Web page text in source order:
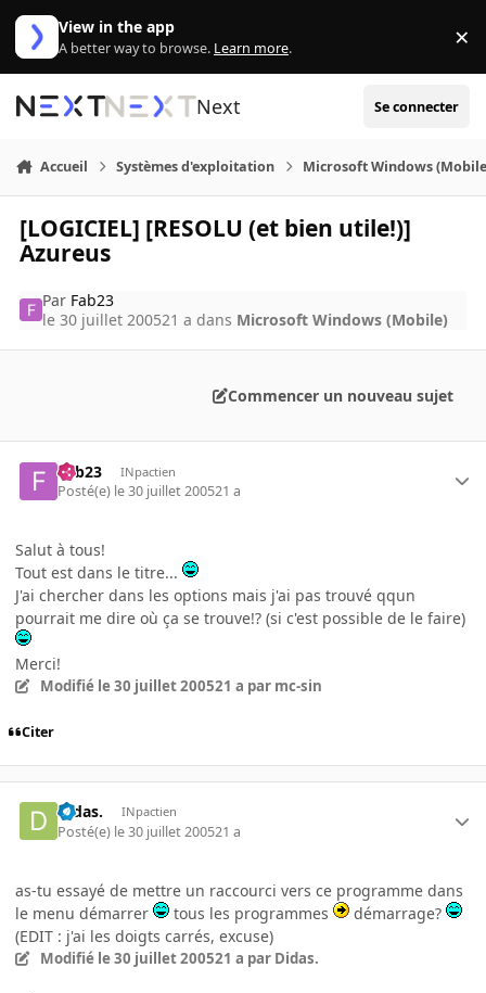
Aller au contenu
View in the app
A better way to browse. Learn more. ×
Next Se connecter
Accueil Systèmes d'exploitation Microsoft Windows
[LOGICIEL] [RESOLU (et bien utile!)]
Azureus
Par Fab23
le 30 juillet 200521 a dans Microsoft Windows (Mobile)
Commencer un nouveau sujet
Fab23 INpactien
Posté(e) le 30 juillet 200521 a
Salut à tous!
Tout est dans le titre...
J'ai chercher dans les options mais j'ai pas trouvé qqun
pourrait me dire où ça se trouve!? (si c'est possible de le faire)
Merci!
Modifié le 30 juillet 200521 a par mc-sin
Citer
Didas. INpactien
Posté(e) le 30 juillet 200521 a
as-tu essayé de mettre un raccourci vers ce programme dans
le menu démarrer
tous les programmes
démarrage?
(EDIT : j'ai les doigts carrés, excuse)
Modifié le 30 juillet 200521 a par Didas.